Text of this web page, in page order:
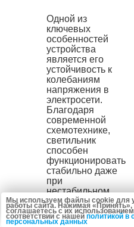
Одной из
ключевых
особенностей
устройства
является его
устойчивость к
колебаниям
напряжения в
электросети.
Благодаря
современной
схемотехнике,
светильник
способен
функционировать
стабильно даже
при
нестабильном
электроснабжении
— от 176 до 264
вольт. Это
Мы используем файлы cookie для
работы сайта. Нажимая
соглашаетесь с их
соответствии с нашейполитикой в
персональных данных